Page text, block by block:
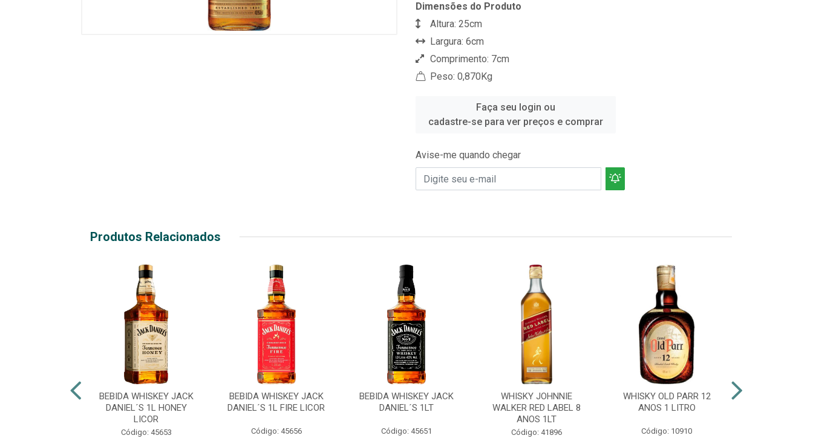
Dimensões do Produto
Altura: 25cm
Largura: 6cm
Comprimento: 7cm
Peso: 0,870Kg
Faça seu login ou
cadastre-se para ver preços e comprar
Avise-me quando chegar
Produtos Relacionados
BEBIDA WHISKEY JACK
DANIEL´S 1L HONEY
LICOR
Código: 45653
BEBIDA WHISKEY JACK
DANIEL´S 1L FIRE LICOR
Código: 45656
BEBIDA WHISKEY JACK
DANIEL´S 1LT
Código: 45651
WHISKY JOHNNIE
WALKER RED LABEL 8
ANOS 1LT
Código: 41896
WHISKY OLD PARR 12
ANOS 1 LITRO
Código: 10910